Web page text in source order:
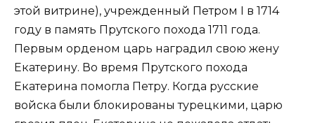
этой витрине), учрежденный Петром I в 1714
году в память Прутского похода 1711 года.
Первым орденом царь наградил свою жену
Екатерину. Во время Прутского похода
Екатерина помогла Петру. Когда русские
войска были блокированы турецкими, царю